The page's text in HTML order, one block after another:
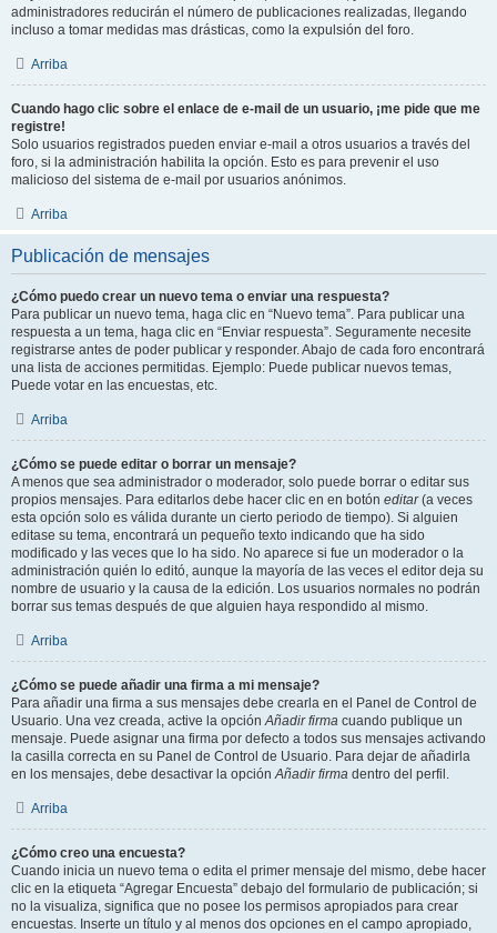
administradores reducirán el número de publicaciones realizadas, llegando
incluso a tomar medidas mas drásticas, como la expulsión del foro.
Arriba
Cuando hago clic sobre el enlace de e-mail de un usuario, ¡me pide que me
registre!
Solo usuarios registrados pueden enviar e-mail a otros usuarios a través del
foro, si la administración habilita la opción. Esto es para prevenir el uso
malicioso del sistema de e-mail por usuarios anónimos.
Arriba
Publicación de mensajes
¿Cómo puedo crear un nuevo tema o enviar una respuesta?
Para publicar un nuevo tema, haga clic en “Nuevo tema”. Para publicar una
respuesta a un tema, haga clic en “Enviar respuesta”. Seguramente necesite
registrarse antes de poder publicar y responder. Abajo de cada foro encontrará
una lista de acciones permitidas. Ejemplo: Puede publicar nuevos temas,
Puede votar en las encuestas, etc.
Arriba
¿Cómo se puede editar o borrar un mensaje?
A menos que sea administrador o moderador, solo puede borrar o editar sus
propios mensajes. Para editarlos debe hacer clic en en botón editar(a veces
esta opción solo es válida durante un cierto periodo de tiempo). Si alguien
editase su tema, encontrará un pequeño texto indicando que ha sido
modificado y las veces que lo ha sido. No aparece si fue un moderador o la
administración quién lo editó, aunque la mayoría de las veces el editor deja su
nombre de usuario y la causa de la edición. Los usuarios normales no podrán
borrar sus temas después de que alguien haya respondido al mismo.
Arriba
¿Cómo se puede añadir una firma a mi mensaje?
Para añadir una firma a sus mensajes debe crearla en el Panel de Control de
Usuario. Una vez creada, active la opciónAñadir firma cuando publique un
mensaje. Puede asignar una firma por defecto a todos sus mensajes activando
la casilla correcta en su Panel de Control de Usuario. Para dejar de añadirla
en los mensajes, debe desactivar la opciónAñadir firma dentro del perfil.
Arriba
¿Cómo creo una encuesta?
Cuando inicia un nuevo tema o edita el primer mensaje del mismo, debe hacer
clic en la etiqueta “Agregar Encuesta” debajo del formulario de publicación; si
no la visualiza, significa que no posee los permisos apropiados para crear
encuestas. Inserte un título y al menos dos opciones en el campo apropiado,